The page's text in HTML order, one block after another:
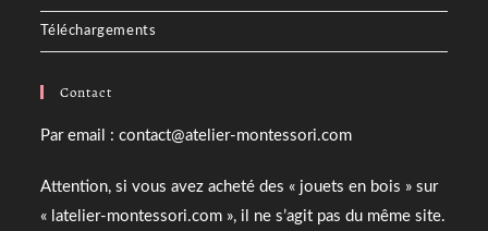
Téléchargements
Contact
Par email : contact@atelier-montessori.com
Attention, si vous avez acheté des « jouets en bois » sur
« latelier-montessori.com », il ne s’agit pas du même site.